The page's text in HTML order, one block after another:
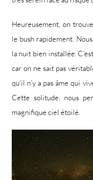
Heureusement, on
le bush rapidement.
la nuit bien installée.
car on ne sait pas
qu’il n’y a pas âme qui
Cette solitude, nous
magnifique ciel étoilé.